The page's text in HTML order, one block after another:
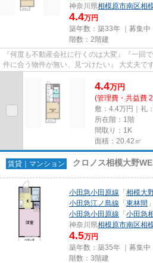
神奈川県相模原市南区相
4.4万円
築年数：築33年 ｜募集中
階数：2階建
『何度も不動産会社に行くのは大変』『一回
件に合う物件が無い、見つけたい』 大丈夫で
4.4万円
(管理費・共益費
敷：4.4万円｜礼
所在階：1階
間取り：1K
面積：20.42㎡
賃貸｜マンション クロノス相模大野
小田急小田原線 「 相模大
小田急江ノ島線 「 東林間
小田急小田原線 「 小田急
神奈川県相模原市南区相
4.5万円
築年数：築35年 ｜募集中
階数：3階建